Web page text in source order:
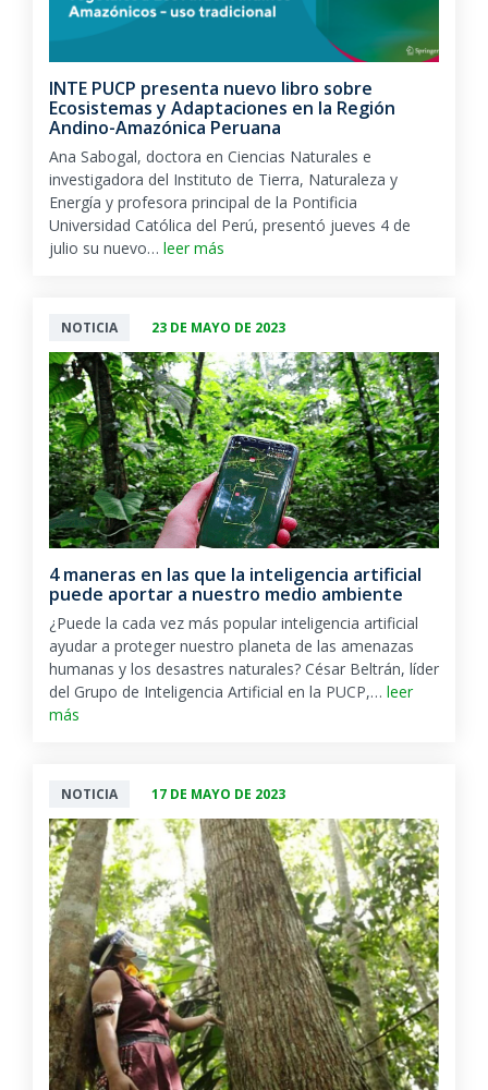
INTE PUCP presenta nuevo libro sobre
Ecosistemas y Adaptaciones en la Región
Andino-Amazónica Peruana
Ana Sabogal, doctora en Ciencias Naturales e
investigadora del Instituto de Tierra, Naturaleza y
Energía y profesora principal de la Pontificia
Universidad Católica del Perú, presentó jueves 4 de
julio su nuevo… leer más
NOTICIA 23 DE MAYO DE 2023
4 maneras en las que la inteligencia artificial
puede aportar a nuestro medio ambiente
¿Puede la cada vez más popular inteligencia artificial
ayudar a proteger nuestro planeta de las amenazas
humanas y los desastres naturales? César Beltrán, líder
del Grupo de Inteligencia Artificial en la PUCP,… leer
más
NOTICIA 17 DE MAYO DE 2023